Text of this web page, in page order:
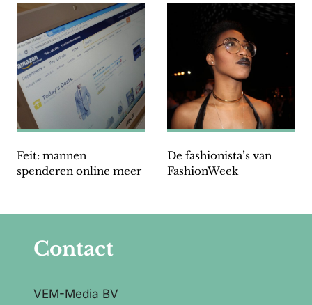
Feit: mannen
spenderen online meer
De fashionista’s van
FashionWeek
Contact
VEM-Media BV